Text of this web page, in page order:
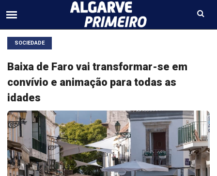
SOCIEDADE
Baixa de Faro vai transformar-se em
convívio e animação para todas as
idades